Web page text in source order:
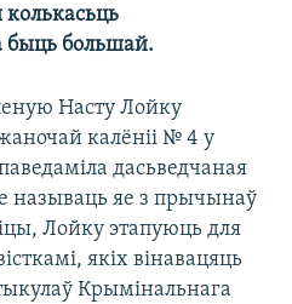
быць большай.
Насту Лойку
калёніі № 4 у
дасьведчаная
называць яе з прычынаў
Лойку этапуюць для
якіх вінавацяць
Крымінальнага